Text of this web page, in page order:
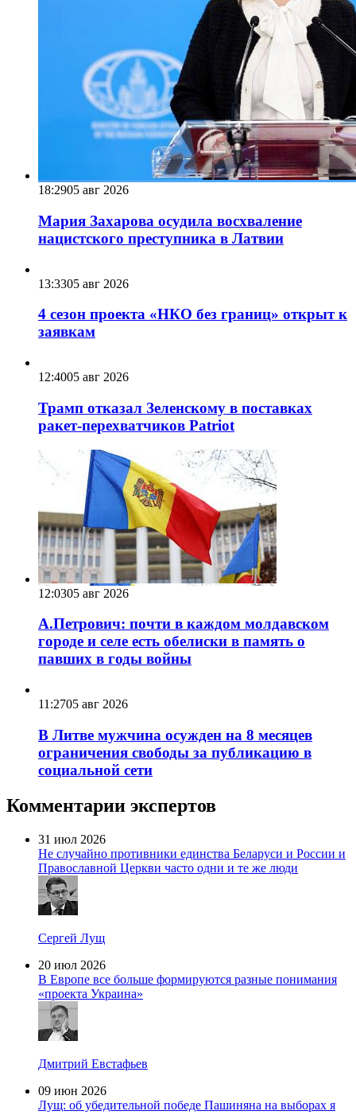
18:2905 авг 2026
Мария Захарова осудила восхваление
нацистского преступника в Латвии
13:3305 авг 2026
4 сезон проекта «НКО без границ» открыт к
заявкам
12:4005 авг 2026
Трамп отказал Зеленскому в поставках
ракет-перехватчиков Patriot
12:0305 авг 2026
А.Петрович: почти в каждом молдавском
городе и селе есть обелиски в память о
павших в годы войны
11:2705 авг 2026
В Литве мужчина осужден на 8 месяцев
ограничения свободы за публикацию в
социальной сети
Комментарии экспертов
31 июл 2026
Не случайно противники единства Беларуси и России и
Православной Церкви часто одни и те же люди
Сергей Лущ
20 июл 2026
В Европе все больше формируются разные понимания
«проекта Украина»
Дмитрий Евстафьев
09 июн 2026
Лущ: об убедительной победе Пашиняна на выборах я